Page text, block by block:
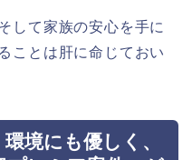
して家族の安心を手に
ことは肝に命じておい
境にも優しく、